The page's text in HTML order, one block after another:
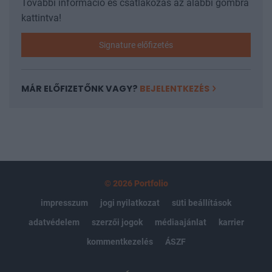
További információ és csatlakozás az alábbi gombra
kattintva!
Signature előfizetés
MÁR ELŐFIZETŐNK VAGY? BEJELENTKEZÉS
© 2026 Portfolio
impresszum
jogi nyilatkozat
süti beállítások
adatvédelem
szerzői jogok médiaajánlat
karrier
kommentkezelés
ÁSZF